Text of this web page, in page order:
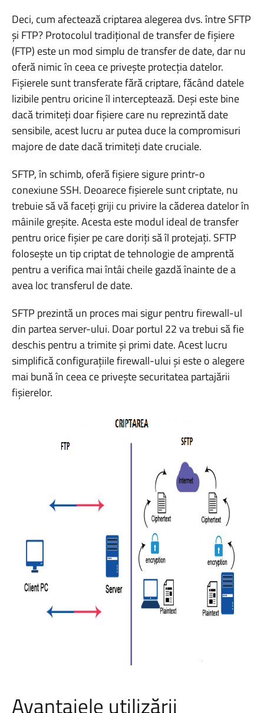
Deci, cum afectează criptarea alegerea dvs. între SFTP
și FTP? Protocolul tradițional de transfer de fișiere
(FTP) este un mod simplu de transfer de date, dar nu
oferă nimic în ceea ce privește protecția datelor.
Fișierele sunt transferate fără criptare, făcând datele
lizibile pentru oricine îl interceptează. Deși este bine
dacă trimiteți doar fișiere care nu reprezintă date
sensibile, acest lucru ar putea duce la compromisuri
majore de date dacă trimiteți date cruciale.
SFTP, în schimb, oferă fișiere sigure printr-o
conexiune SSH. Deoarece fișierele sunt criptate, nu
trebuie să vă faceți griji cu privire la căderea datelor în
mâinile greșite. Acesta este modul ideal de transfer
pentru orice fișier pe care doriți să îl protejați. SFTP
folosește un tip criptat de tehnologie de amprentă
pentru a verifica mai întâi cheile gazdă înainte de a
avea loc transferul de date.
SFTP prezintă un proces mai sigur pentru firewall-ul
din partea server-ului. Doar portul 22 va trebui să fie
deschis pentru a trimite și primi date. Acest lucru
simplifică configurațiile firewall-ului și este o alegere
mai bună în ceea ce privește securitatea partajării
fișierelor.
Avantajele utilizării